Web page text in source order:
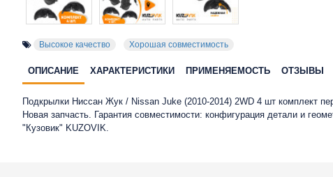
Высокое качество Хорошая совместимость
ОПИСАНИЕ ХАРАКТЕРИСТИКИ ПРИМЕНЯЕМОСТЬ ОТЗЫВЫ
Подкрылки Ниссан Жук / Nissan Juke (2010-2014) 2WD 4 шт комплект
Новая запчасть. Гарантия совместимости: конфигурация детали и
"Кузовик" KUZOVIK.